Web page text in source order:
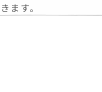
きます。